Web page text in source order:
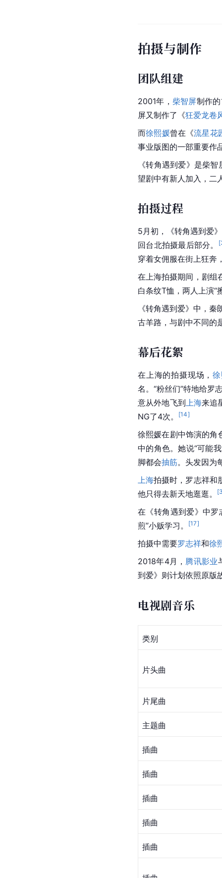
拍摄与制作
团队组建
2001年， 柴智屏制作
屏又制作了《狂爱龙卷
而徐熙媛曾在《流星花
事业版图的一部重要作
《转角遇到爱》是柴智
望剧中有新人加入，二
拍摄过程
5月初，《转角遇到爱
回台北拍摄最后部分。
[
穿着女佣服在街上狂奔
在上海拍摄期间，剧组
白条纹T恤，两人上演“
《转角遇到爱》中， 秦
古羊路，与剧中不同的
幕后花絮
在上海的拍摄现场，
名。“粉丝们”特地给罗
意从外地飞到上海来追
NG了4次。
[14]
徐熙媛在剧中饰演的角
中的角色。她说“可能
脚都会抽筋。头发因为
上海拍摄时， 罗志祥和
他只得去新天地逛逛。
[
在《转角遇到爱》中罗
煎”小贩学习。
[17]
拍摄中需要罗志祥和徐
2018年4月， 腾讯影业
到爱》则计划依照原版
电视剧音乐
类别
片头曲
片尾曲
主题曲
插曲
插曲
插曲
插曲
插曲